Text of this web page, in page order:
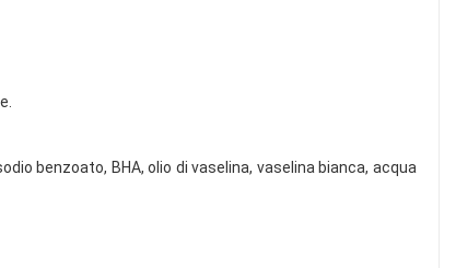
benzoato, BHA, olio di vaselina, vaselina bianca, acqua